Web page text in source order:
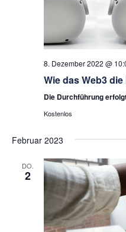
8. Dezember 2022 @
Wie das Web3
Die Durchführung
Kostenlos
Februar 2023
DO.
2